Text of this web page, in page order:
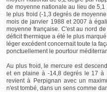
de moyenne nationale au lieu de
le plus froid (-1,3 degrés de
mois de janvier 1988 et 2007 à
moyenne française. C'est au nord
déficit thermique a été le plus
léger excédent concernait toute la
ponctuellement le pourtour
Au plus froid, le mercure est
et en plaine à -14,8 degrés le 17 à
revient à Perpignan avec un
n'est tombé, dans un sens comme